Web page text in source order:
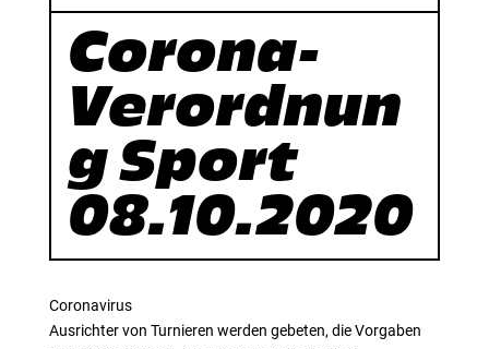
Corona-
Verordnun
g Sport
08.10.2020
Coronavirus
Ausrichter von Turnieren werden gebeten, die Vorgaben